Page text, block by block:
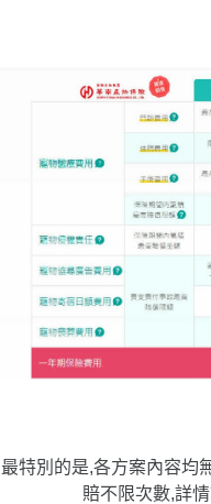
最特別的是,各方案內容均
賠不限次數,詳